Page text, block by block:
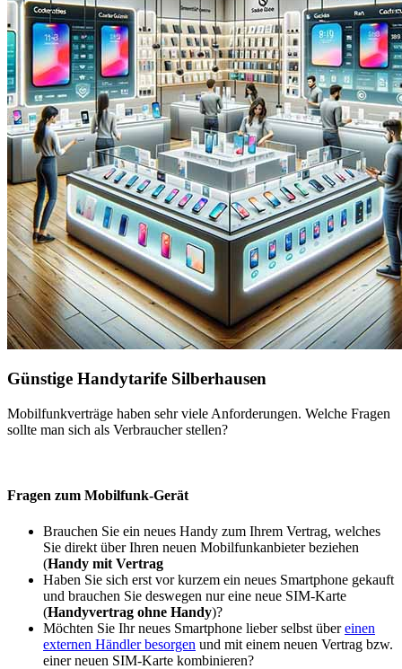
Günstige Handytarife Silberhausen
Mobilfunkverträge haben sehr viele Anforderungen. Welche Fragen
sollte man sich als Verbraucher stellen?
Fragen zum Mobilfunk-Gerät
Brauchen Sie ein neues Handy zum Ihrem Vertrag, welches
Sie direkt über Ihren neuen Mobilfunkanbieter beziehen
(Handy mit Vertrag
Haben Sie sich erst vor kurzem ein neues Smartphone gekauft
und brauchen Sie deswegen nur eine neue SIM-Karte
(Handyvertrag ohne Handy)?
Möchten Sie Ihr neues Smartphone lieber selbst übereinen
externen Händler besorgen und mit einem neuen Vertrag bzw.
einer neuen SIM-Karte kombinieren?